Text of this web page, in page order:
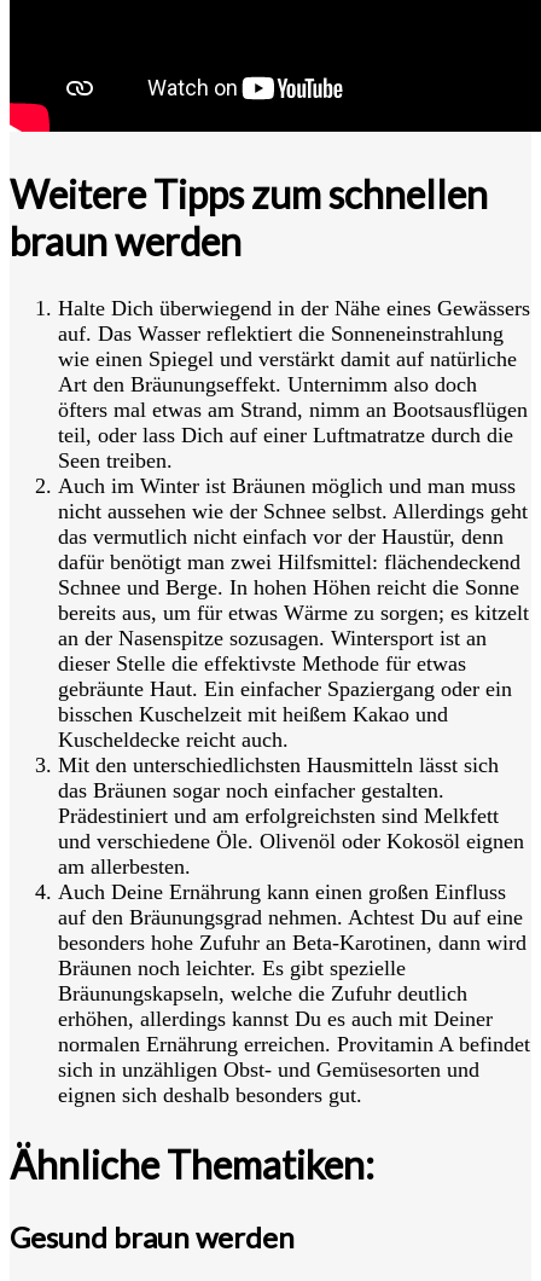
Weitere Tipps zum schnellen
braun werden
Halte Dich überwiegend in der Nähe eines Gewässers
auf. Das Wasser reflektiert die Sonneneinstrahlung
wie einen Spiegel und verstärkt damit auf natürliche
Art den Bräunungseffekt. Unternimm also doch
öfters mal etwas am Strand, nimm an Bootsausflügen
teil, oder lass Dich auf einer Luftmatratze durch die
Seen treiben.
Auch im Winter ist Bräunen möglich und man muss
nicht aussehen wie der Schnee selbst. Allerdings geht
das vermutlich nicht einfach vor der Haustür, denn
dafür benötigt man zwei Hilfsmittel: flächendeckend
Schnee und Berge. In hohen Höhen reicht die Sonne
bereits aus, um für etwas Wärme zu sorgen; es kitzelt
an der Nasenspitze sozusagen. Wintersport ist an
dieser Stelle die effektivste Methode für etwas
gebräunte Haut. Ein einfacher Spaziergang oder ein
bisschen Kuschelzeit mit heißem Kakao und
Kuscheldecke reicht auch.
Mit den unterschiedlichsten Hausmitteln lässt sich
das Bräunen sogar noch einfacher gestalten.
Prädestiniert und am erfolgreichsten sind Melkfett
und verschiedene Öle. Olivenöl oder Kokosöl eignen
am allerbesten.
Auch Deine Ernährung kann einen großen Einfluss
auf den Bräunungsgrad nehmen. Achtest Du auf eine
besonders hohe Zufuhr an Beta-Karotinen, dann wird
Bräunen noch leichter. Es gibt spezielle
Bräunungskapseln, welche die Zufuhr deutlich
erhöhen, allerdings kannst Du es auch mit Deiner
normalen Ernährung erreichen. Provitamin A befindet
sich in unzähligen Obst- und Gemüsesorten und
eignen sich deshalb besonders gut.
Ähnliche Thematiken:
Gesund braun werden